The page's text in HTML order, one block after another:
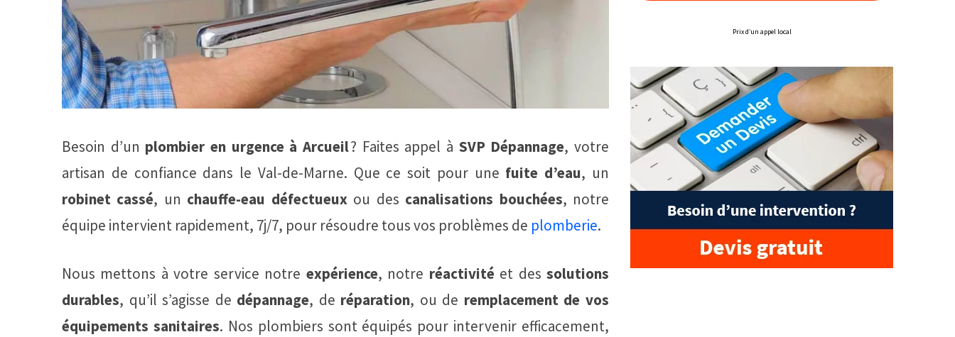
Besoin d’un plombier en urgence à Arcueil? Faites appel à SVP Dépannage, votre
artisan de confiance dans le Val-de-Marne. Que ce soit pour une fuite d’eau, un
robinet cassé, un chauffe-eau défectueuxou des canalisations bouchées, notre
équipe intervient rapidement, 7j/7, pour résoudre tous vos problèmes de plomberie.
Nous mettons à votre service notre expérience, notre réactivitéet dessolutions
durables, qu’il s’agisse de dépannage, de réparation, ou de remplacement de vos
équipements sanitaires. Nos plombiers sont équipés pour intervenir efficacement,
Prix d’un appel local